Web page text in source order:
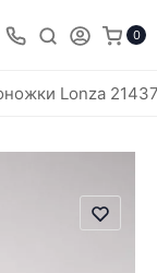
0
Lonza